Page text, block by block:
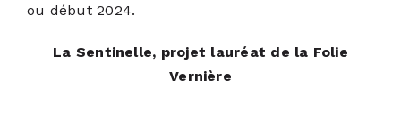
ou début 2024.
La Sentinelle, projet lauréat de la Folie
Vernière